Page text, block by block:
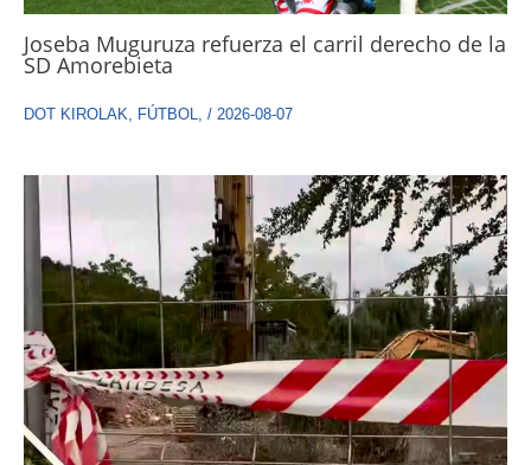
Joseba Muguruza refuerza el carril derecho de la
SD Amorebieta
DOT KIROLAK, FÚTBOL, / 2026-08-07